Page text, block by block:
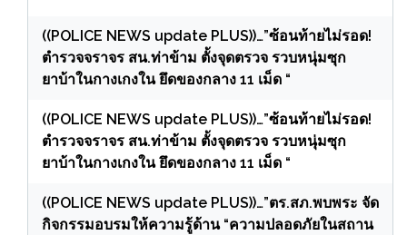
((POLICE NEWS update PLUS))…”ซ้อนท้ายไม่รอด!
ตำรวจจราจร สน.ท่าข้าม ตั้งจุดตรวจ รวบหนุ่มซุก
ยาบ้าในกางเกงใน ยึดของกลาง 11 เม็ด “
((POLICE NEWS update PLUS))…”ซ้อนท้ายไม่รอด!
ตำรวจจราจร สน.ท่าข้าม ตั้งจุดตรวจ รวบหนุ่มซุก
ยาบ้าในกางเกงใน ยึดของกลาง 11 เม็ด “
((POLICE NEWS update PLUS))…”ตร.สภ.พบพระ จัด
กิจกรรมอบรมให้ความรู้ด้าน “ความปลอดภัยในสถาน